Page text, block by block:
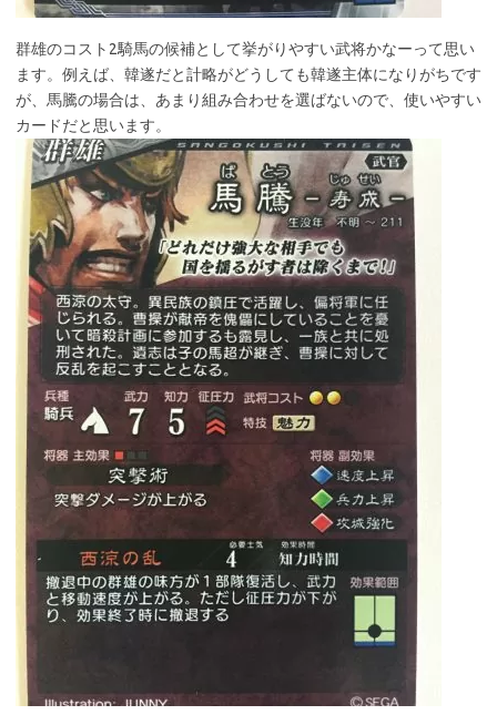
群雄のコスト2騎馬の候補として挙がりやすい武将かなーって思い
ます。例えば、韓遂だと計略がどうしても韓遂主体になりがちです
が、馬騰の場合は、あまり組み合わせを選ばないので、使いやすい
カードだと思います。